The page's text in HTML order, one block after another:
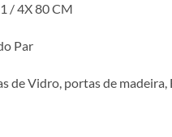
/ 4X 80 CM
Par
de Vidro, portas de